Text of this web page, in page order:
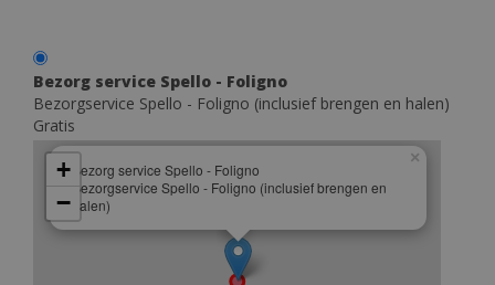
Bezorg service Spello - Foligno
Bezorgservice Spello - Foligno (inclusief brengen en halen)
Gratis
Bezorg service Spello - Foligno
Bezorgservice Spello - Foligno (inclusief brengen en
halen)
×
+
−